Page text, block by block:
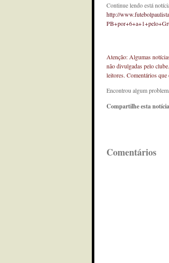
Continue lendo está
http://
Atenção: Algumas
não divulgadas pelo
leitores. Comentários
Encontrou algum
Compartilhe esta
Comentários